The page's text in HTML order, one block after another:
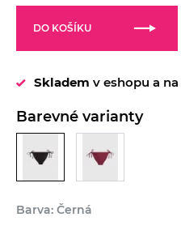
DO KOŠÍKU
Skladem v eshopu a na
Barevné varianty
Barva: Černá